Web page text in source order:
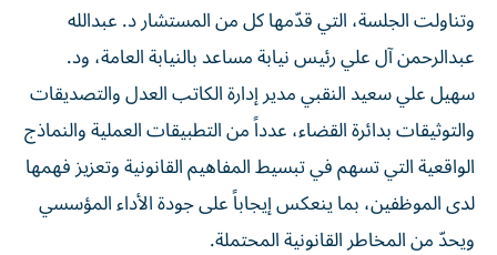
وتناولت الجلسة، التي قدّمها كل من المستشار د. عبدالله
عبدالرحمن آل علي رئيس نيابة مساعد بالنيابة العامة، ود.
سهيل علي سعيد النقبي مدير إدارة الكاتب العدل والتصديقات
والتوثيقات بدائرة القضاء، عدداً من التطبيقات العملية والنماذج
الواقعية التي تسهم في تبسيط المفاهيم القانونية وتعزيز فهمها
لدى الموظفين، بما ينعكس إيجاباً على جودة الأداء المؤسسي
ويحدّ من المخاطر القانونية المحتملة.